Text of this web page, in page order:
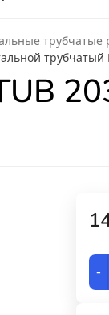
трубчатые
трубчатый
-